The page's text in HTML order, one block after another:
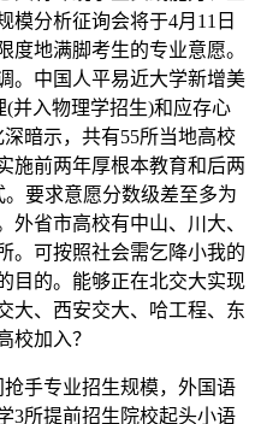
模分析征询会将于4月11日
度地满脚考生的专业意愿。
。中国人平易近大学新增美
并入物理学招生)和应存心
暗示，共有55所当地高校
施前两年厚根本教育和后两
要求意愿分数级差至多为
外省市高校有中山、川大、
。可按照社会需乞降小我的
目的。能够正在北交大实现
大、西安交大、哈工程、东
校加入？
手专业招生规模，外国语
3所提前招生院校起头小语